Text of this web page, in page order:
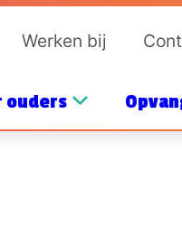
Werken bij
ouders